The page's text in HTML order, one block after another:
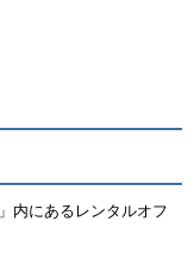
内にあるレンタルオフ